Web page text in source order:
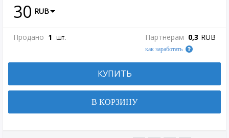
30 RUB
Продано 1 шт. Партнерам 0,3 RUB
как заработать
КУПИТЬ
В КОРЗИНУ